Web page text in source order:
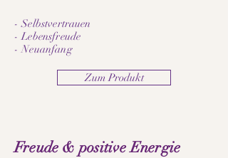
- Selbstvertrauen
- Lebensfreude
- Neuanfang
Zum Produkt
Freude & positive Energie